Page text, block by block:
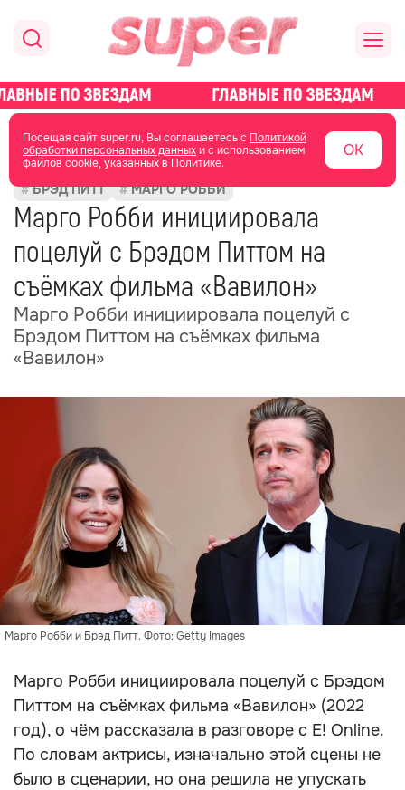
Посещая сайт super.ru, Вы соглашаетесь с Политикой
обработки персональных данныхи с использованием
файлов cookie, указанных в Политике.
ОК
главная новости о звездах новости
26 января
08:34
БРЭД ПИТТ
МАРГО РОББИ
Марго Робби инициировала
поцелуй с Брэдом Питтом на
съёмках фильма «Вавилон»
Марго Робби инициировала поцелуй с
Брэдом Питтом на съёмках фильма
«Вавилон»
Марго Робби и Брэд Питт. Фото: Getty Images
Марго Робби инициировала поцелуй с Брэдом
Питтом на съёмках фильма «Вавилон» (2022
год), о чём рассказала в разговоре с E! Online.
По словам актрисы, изначально этой сцены не
было в сценарии, но она решила не упускать